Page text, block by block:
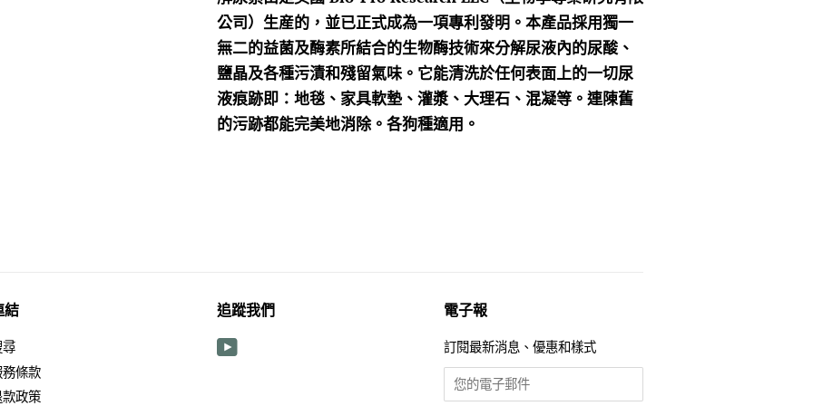
公司）生産的，並已正式成為一項專利發明。本產品採用獨一
無二的益菌及酶素所結合的生物酶技術來分解尿液內的尿酸、
鹽晶及各種污漬和殘留氣味。它能清洗於任何表面上的一切尿
液痕跡即：地毯、家具軟墊、灌漿、大理石、混凝等。連陳舊
的污跡都能完美地消除。各狗種適用。
結
條款
政策
追蹤我們 電子報
訂閱最新消息、優惠和樣式